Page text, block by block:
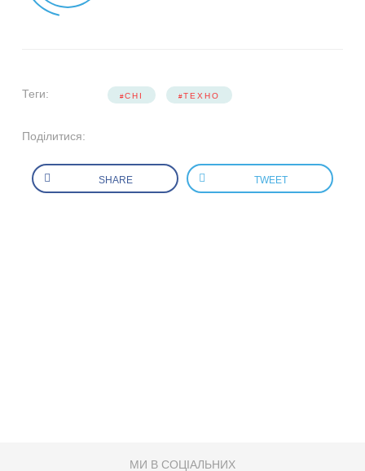
Теги: CHI ТЕХНО
Поділитися:
SHARE TWEET
МИ В СОЦІАЛЬНИХ